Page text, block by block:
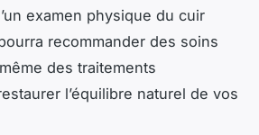
examen physique du cuir
recommander des soins
des traitements
l’équilibre naturel de vos